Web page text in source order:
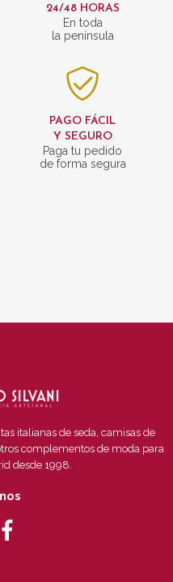
24/48 HORAS
En toda
la península
PAGO FÁCIL
Y SEGURO
Paga tu pedido
de forma segura
italianas de seda, camisas de
complementos de moda para
desde 1998.